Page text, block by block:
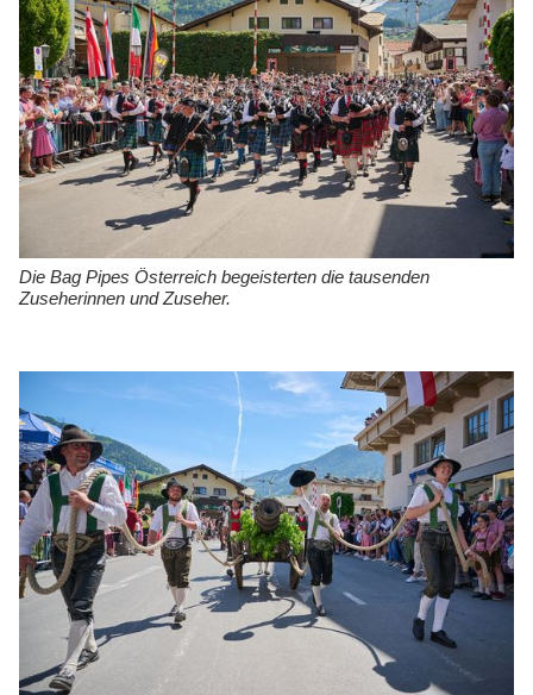
Die Bag Pipes Österreich begeisterten die tausenden
Zuseherinnen und Zuseher.